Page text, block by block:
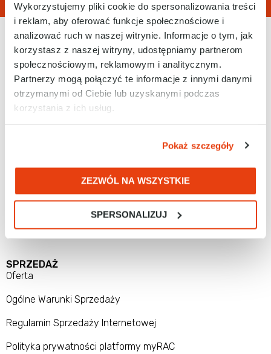
Wykorzystujemy pliki cookie do spersonalizowania treści
i reklam, aby oferować funkcje społecznościowe i
analizować ruch w naszej witrynie. Informacje o tym, jak
korzystasz z naszej witryny, udostępniamy partnerom
społecznościowym, reklamowym i analitycznym.
Partnerzy mogą połączyć te informacje z innymi danymi
otrzymanymi od Ciebie lub uzyskanymi podczas
korzystania z ich usług.
Pokaż szczegóły
ZEZWÓL NA WSZYSTKIE
SPERSONALIZUJ
Tel. 32 788 77 00
RAControls Sp. z o.o.
40-519 Katowice
SPRZEDAŻ
Oferta
Ogólne Warunki Sprzedaży
Regulamin Sprzedaży Internetowej
Polityka prywatności platformy myRAC